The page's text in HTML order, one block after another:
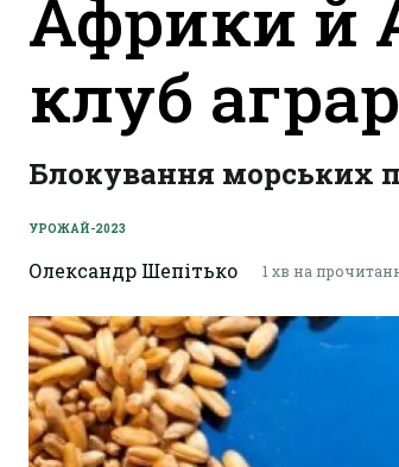
Африки й
клуб
Блокування морських
УРОЖАЙ-2023
Олександр Шепітько 1 хв на